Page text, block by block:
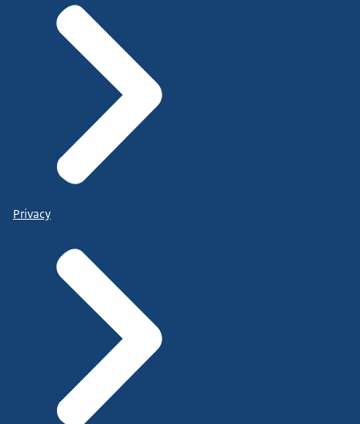
Privacy